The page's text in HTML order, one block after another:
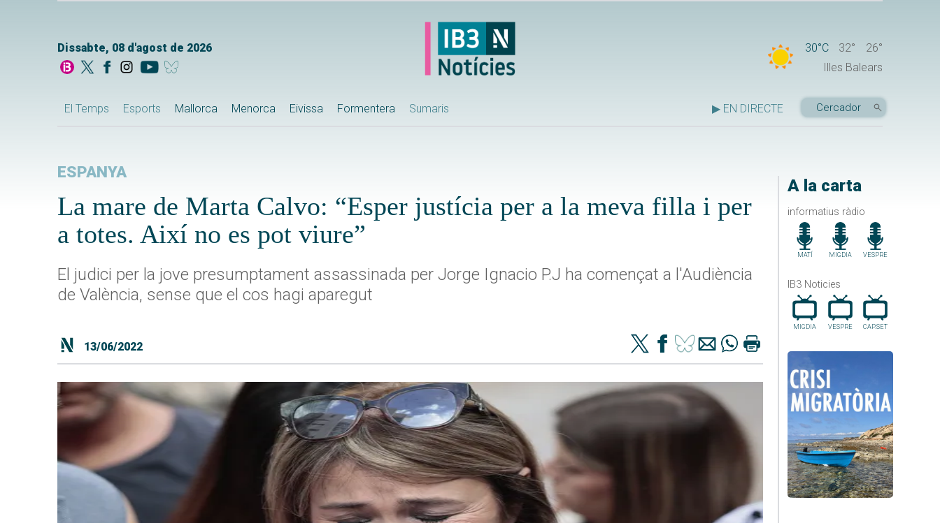
Dissabte, 08 d'agost de 2026 30°C 32°
26°
Illes Balears
El Temps Esports Mallorca Menorca Eivissa Formentera Sumaris ▶ EN DIRECTE
A la carta
informatius ràdio
MATÍ MIGDIA VESPRE
IB3 Noticies
MIGDIA VESPRE CAP.SET
ESPANYA
La mare de Marta Calvo: “Esper justícia per a la meva filla i per
a totes. Així no es pot viure”
El judici per la jove presumptament assassinada per Jorge Ignacio P.J ha començat a l'Audiència
de València, sense que el cos hagi aparegut
13/06/2022